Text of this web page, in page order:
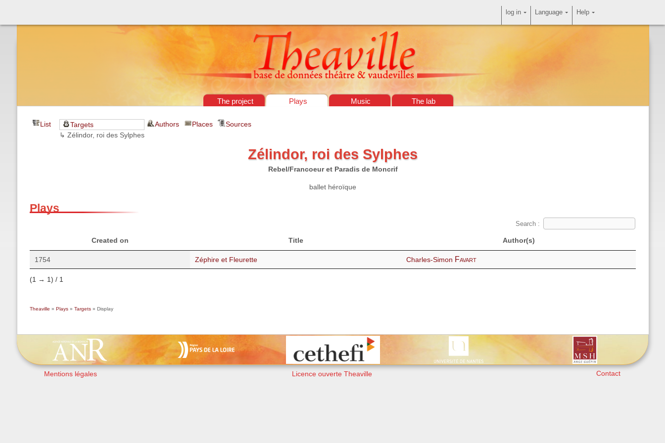
Théâtre & vaudevilles
The project Plays Music The lab
List
Targets
↳ Zélindor, roi des Sylphes
Authors Places Sources
Zélindor, roi des Sylphes
Rebel/Francoeur et Paradis de Moncrif
ballet héroïque
Plays
Search :
Created on Title Author(s)
1754 Zéphire et Fleurette Charles-Simon Favart
(1 → 1) / 1
Theaville »Plays »Targets » Display
Help
Language
log in
Mentions légales Licence ouverte Theaville Contact